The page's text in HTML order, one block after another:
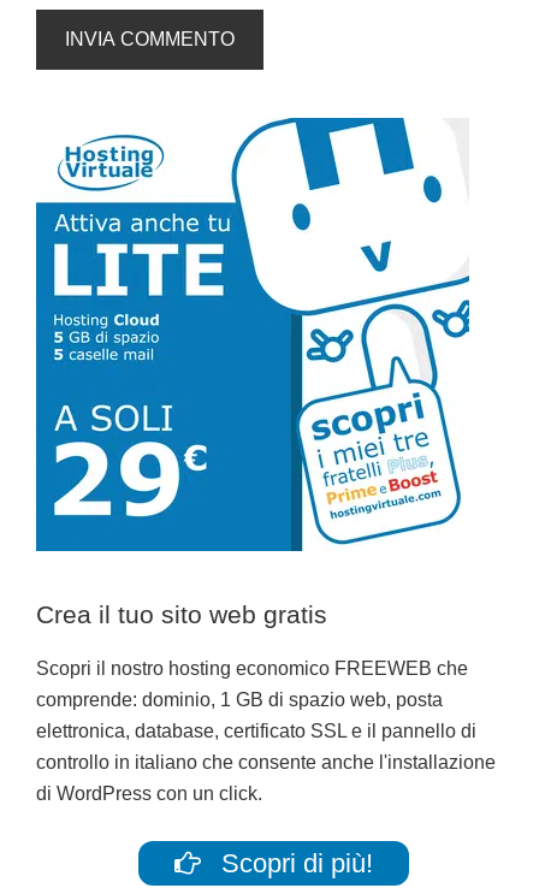
Barra
laterale
primaria
Crea il tuo sito web gratis
Scopri il nostro hosting economico FREEWEB che
comprende: dominio, 1 GB di spazio web, posta
elettronica, database, certificato SSL e il pannello di
controllo in italiano che consente anche l'installazione
di WordPress con un click.
Scopri di più!